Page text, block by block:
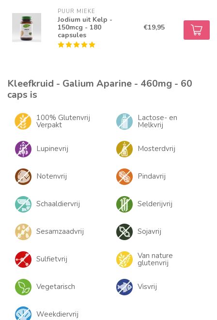
PUUR MIEKE
Jodium uit Kelp -
150mcg - 180
capsules
€19,95
Kleefkruid - Galium Aparine - 460mg - 60
caps is
100% Glutenvrij
Verpakt
Lactose- en
Melkvrij
Lupinevrij Mosterdvrij
Notenvrij Pindavrij
Schaaldiervrij Selderijvrij
Sesamzaadvrij Sojavrij
Sulfietvrij Van nature
glutenvrij
Vegetarisch Visvrij
Weekdiervrij